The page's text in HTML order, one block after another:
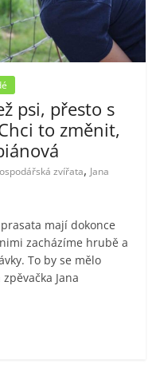
psi, přesto s
to změnit,
zvířata, Jana
mají dokonce
zacházíme hrubě a
To by se mělo
Jana